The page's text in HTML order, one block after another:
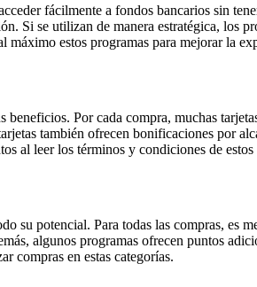
fácilmente a fondos bancarios sin
Si se utilizan de manera estratégica, los
estos programas para mejorar la
Por cada compra, muchas
también ofrecen bonificaciones por
al leer los términos y condiciones de estos
su potencial. Para todas las compras, es
algunos programas ofrecen puntos
compras en estas categorías.